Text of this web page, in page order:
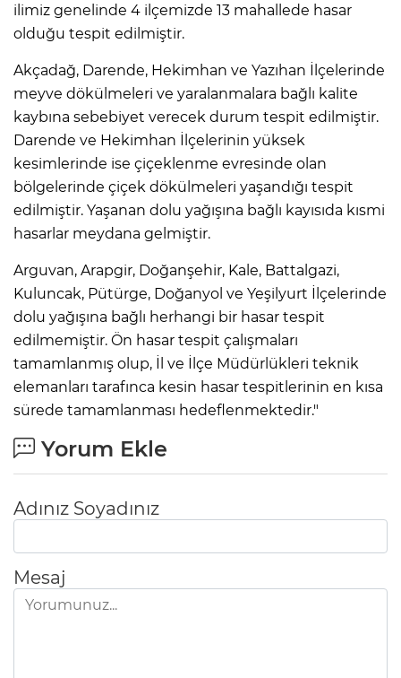
ilimiz genelinde 4 ilçemizde 13 mahallede hasar
olduğu tespit edilmiştir.
Akçadağ, Darende, Hekimhan ve Yazıhan İlçelerinde
meyve dökülmeleri ve yaralanmalara bağlı kalite
kaybına sebebiyet verecek durum tespit edilmiştir.
Darende ve Hekimhan İlçelerinin yüksek
kesimlerinde ise çiçeklenme evresinde olan
bölgelerinde çiçek dökülmeleri yaşandığı tespit
edilmiştir. Yaşanan dolu yağışına bağlı kayısıda kısmi
hasarlar meydana gelmiştir.
Arguvan, Arapgir, Doğanşehir, Kale, Battalgazi,
Kuluncak, Pütürge, Doğanyol ve Yeşilyurt İlçelerinde
dolu yağışına bağlı herhangi bir hasar tespit
edilmemiştir. Ön hasar tespit çalışmaları
tamamlanmış olup, İl ve İlçe Müdürlükleri teknik
elemanları tarafınca kesin hasar tespitlerinin en kısa
sürede tamamlanması hedeflenmektedir."
Yorum Ekle
Adınız Soyadınız
Mesaj